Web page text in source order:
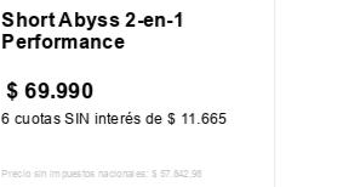
Short Abyss 2-en-1
Performance
$ 69.990
6 cuotas SIN interés de$ 11 665
Precio sin impuestos nacionales: $ 57 842 ,98